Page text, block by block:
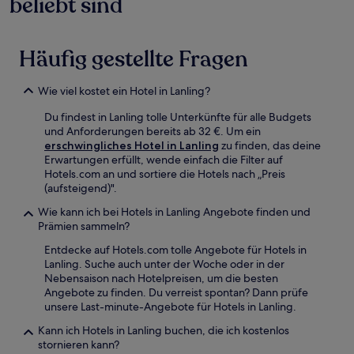
Häufig gestellte Fragen
Wie viel kostet ein Hotel in Lanling?
Du findest in Lanling tolle Unterkünfte für alle Budgets
und Anforderungen bereits ab 32 €. Um ein
erschwingliches Hotel in Lanling zu finden, das deine
Erwartungen erfüllt, wende einfach die Filter auf
Hotels.com an und sortiere die Hotels nach „Preis
(aufsteigend)".
Wie kann ich bei Hotels in Lanling Angebote finden und
Prämien sammeln?
Entdecke auf Hotels.com tolle Angebote für Hotels in
Lanling. Suche auch unter der Woche oder in der
Nebensaison nach Hotelpreisen, um die besten
Angebote zu finden. Du verreist spontan? Dann prüfe
unsere Last-minute-Angebote für Hotels in Lanling.
Kann ich Hotels in Lanling buchen, die ich kostenlos
stornieren kann?